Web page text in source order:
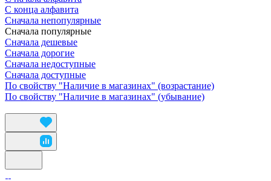
С конца алфавита
Сначала непопулярные
Сначала популярные
Сначала дешевые
Сначала дорогие
Сначала недоступные
Сначала доступные
По свойству "Наличие в магазинах" (возрастание)
По свойству "Наличие в магазинах" (убывание)